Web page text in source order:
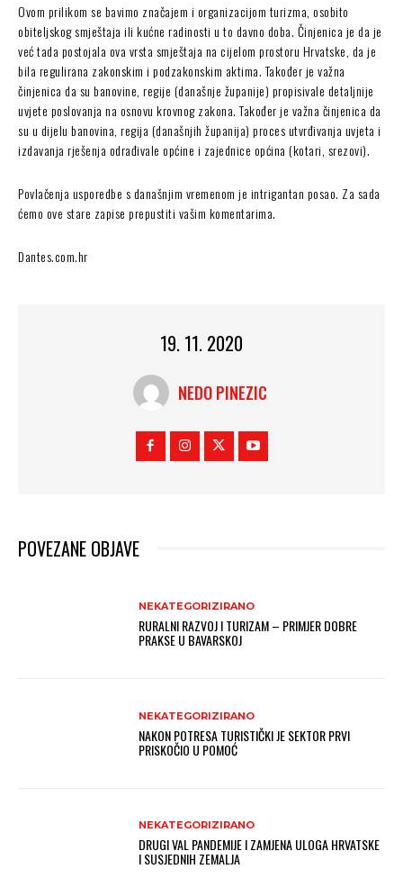
Ovom prilikom se bavimo značajem i organizacijom turizma, osobito
obiteljskog smještaja ili kućne radinosti u to davno doba. Činjenica je da je
već tada postojala ova vrsta smještaja na cijelom prostoru Hrvatske, da je
bila regulirana zakonskim i podzakonskim aktima. Također je važna
činjenica da su banovine, regije (današnje županije) propisivale detaljnije
uvjete poslovanja na osnovu krovnog zakona. Također je važna činjenica da
su u dijelu banovina, regija (današnjih županija) proces utvrđivanja uvjeta i
izdavanja rješenja odrađivale općine i zajednice općina (kotari, srezovi).
Povlačenja usporedbe s današnjim vremenom je intrigantan posao. Za sada
ćemo ove stare zapise prepustiti vašim komentarima.
Dantes.com.hr
19. 11. 2020
NEDO PINEZIC
POVEZANE OBJAVE
NEKATEGORIZIRANO
RURALNI RAZVOJ I TURIZAM – PRIMJER DOBRE
PRAKSE U BAVARSKOJ
NEKATEGORIZIRANO
NAKON POTRESA TURISTIČKI JE SEKTOR PRVI
PRISKOČIO U POMOĆ
NEKATEGORIZIRANO
DRUGI VAL PANDEMIJE I ZAMJENA ULOGA HRVATSKE
I SUSJEDNIH ZEMALJA